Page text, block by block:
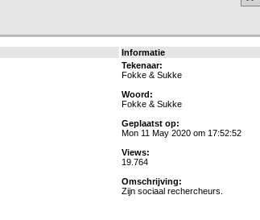
Informatie
Tekenaar:
Fokke & Sukke
Woord:
Fokke & Sukke
Geplaatst op:
Mon 11 May 2020 om 17:52:52
Views:
19.764
Omschrijving:
Zijn sociaal rechercheurs.